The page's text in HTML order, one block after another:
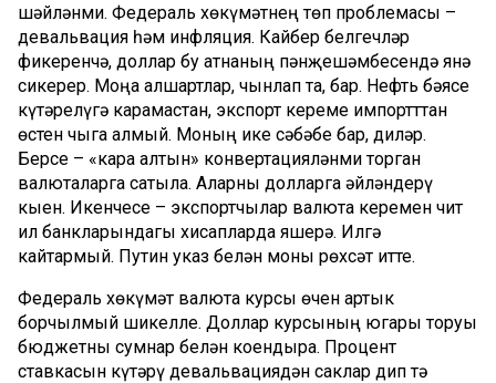
шәйләнми. Федераль хөкүмәтнең төп проблемасы –
девальвация һәм инфляция. Кайбер белгечләр
фикеренчә, доллар бу атнаның пәнҗешәмбесендә янә
сикерер. Моңа алшартлар, чынлап та, бар. Нефть бәясе
күтәрелүгә карамастан, экспорт кереме импортттан
өстен чыга алмый. Моның ике сәбәбе бар, диләр.
Берсе – «кара алтын» конвертацияләнми торган
валюталарга сатыла. Аларны долларга әйләндерү
кыен. Икенчесе – экспортчылар валюта керемен чит
ил банкларындагы хисапларда яшерә. Илгә
кайтармый. Путин указ белән моны рөхсәт итте.
Федераль хөкүмәт валюта курсы өчен артык
борчылмый шикелле. Доллар курсының югары торуы
бюджетны сумнар белән коендыра. Процент
ставкасын күтәрү девальвациядән саклар дип тә